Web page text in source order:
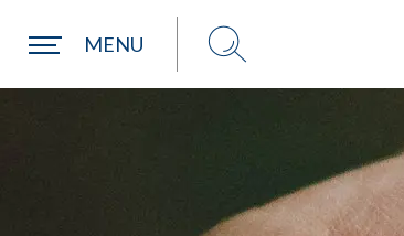
MENU
Une commune